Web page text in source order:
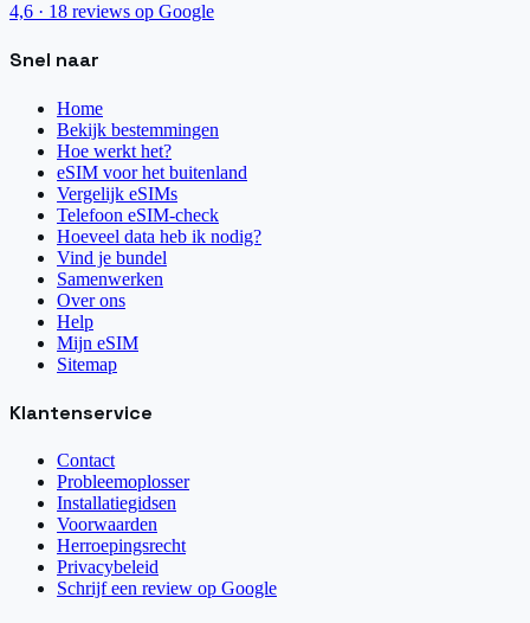
4,6 · 18 reviews op Google
Snel naar
Home
Bekijk bestemmingen
Hoe werkt het?
eSIM voor het buitenland
Vergelijk eSIMs
Telefoon eSIM-check
Hoeveel data heb ik nodig?
Vind je bundel
Samenwerken
Over ons
Help
Mijn eSIM
Sitemap
Klantenservice
Contact
Probleemoplosser
Installatiegidsen
Voorwaarden
Herroepingsrecht
Privacybeleid
Schrijf een review op Google